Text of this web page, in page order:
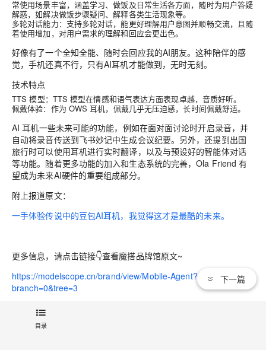
常使用场景丰富，涵盖学习、做饭及日常生活各方面，随时为用户答疑
解惑，如解决做饭步骤疑问、解释各类生活现象等。
多轮对话能力：支持多轮对话，能更好理解用户意图并顺畅交流，且随
着使用增加，对用户需求的理解和回应会更出色。
好像有了一个全知全能、随时会回应我的AI朋友。这种陪伴的感
觉，手机还真不行，只有AI耳机才能做到，无时无刻。
技术特点
TTS 模型：TTS 模型在情感和语气表达方面表现卓越，音质好听。
佩戴体验：作为 OWS 耳机，佩戴几乎无压迫感，长时间佩戴舒适。
AI 耳机一些未来可能的功能，例如在面对面讨论时开启录音，并
自动将录音传送到飞书妙记中生成会议纪要。另外，还提到出国
旅行时可以使用耳机进行实时翻译，以及与预设好的智能体对话
等功能。随着更多功能的加入和生态系统的完善，Ola Friend 有
望成为未来AI硬件的重要组成部分。
附上报道原文：
一手体验传说中的豆包AI耳机，我觉得这才是最酷的未来。
更多信息，请点击链接👇查看魔搭品牌馆原文~
https://modelscope.cn/brand/view/Mobile-Agent?
branch=0&tree=3
文章标签：
目录
下一篇